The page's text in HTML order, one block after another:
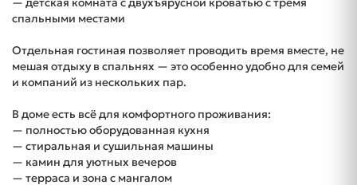
спальными местами
Отдельная гостиная позволяет проводить время вместе, не
мешая отдыху в спальнях — это особенно удобно для семей
и компаний из нескольких пар.
В доме есть всё для комфортного проживания:
— полностью оборудованная кухня
— стиральная и сушильная машины
— камин для уютных вечеров
— терраса и зона с мангалом